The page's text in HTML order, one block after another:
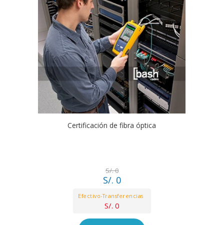
Certificación de fibra óptica
S/. 0
S/. 0
Efectivo-Transferencias
S/. 0